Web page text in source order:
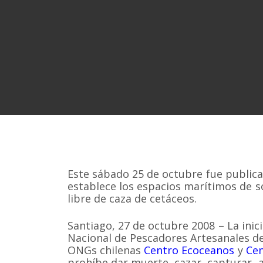
Este sábado 25 de octubre fue
establece los espacios marítimos de
libre de caza de cetáceos.
Santiago, 27 de octubre 2008 – La
Nacional de Pescadores Artesanales
ONGs chilenas Centro Ecoceanos y